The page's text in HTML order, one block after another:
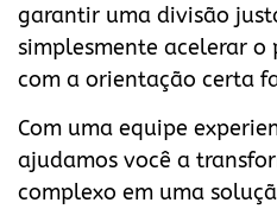
garantir uma divisão
simplesmente acelerar
com a orientação certa
Com uma equipe
ajudamos você a
complexo em uma